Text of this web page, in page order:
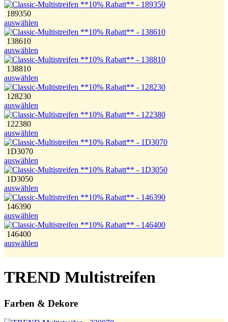
189350
auswählen
138610
auswählen
138810
auswählen
128230
auswählen
122380
auswählen
1D3070
auswählen
1D3050
auswählen
146390
auswählen
146400
auswählen
TREND Multistreifen
Farben & Dekore